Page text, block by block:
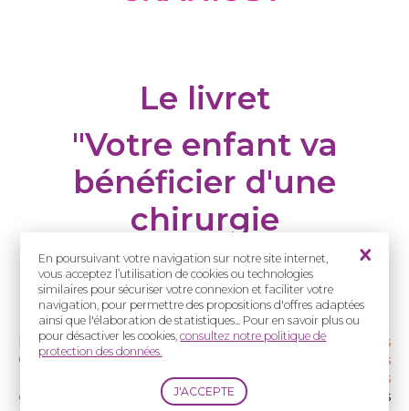
En poursuivant votre navigation sur notre site internet,
vous acceptez l’utilisation de cookies ou technologies
similaires pour sécuriser votre connexion et faciliter votre
navigation, pour permettre des propositions d'offres adaptées
ainsi que l'élaboration de statistiques... Pour en savoir plus ou
pour désactiver les cookies,consultez notre politique de
protection des données.
Le livret
"Votre enfant va
bénéficier d'une
chirurgie
craniofaciale"
LeCentre de Référence coordonnateur des
Craniosténoses et Malformations Craniofaciales
a réalisé unlivret illustré sur les chirurgies
des craniosténoses
à destination des parents d'enfants